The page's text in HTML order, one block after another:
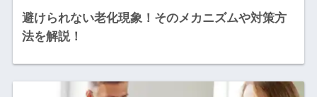
避けられない老化現象！そのメカニズムや対策方
法を解説！